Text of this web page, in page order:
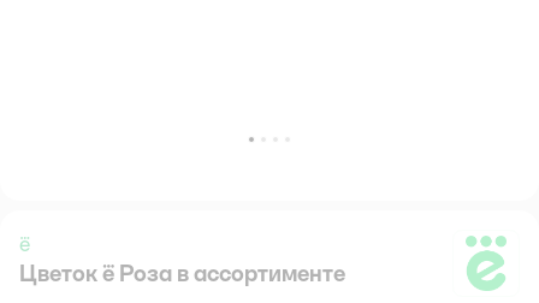
ё
Цветок ё Роза в ассортименте